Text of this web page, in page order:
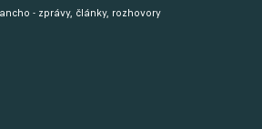
- zprávy, články, rozhovory